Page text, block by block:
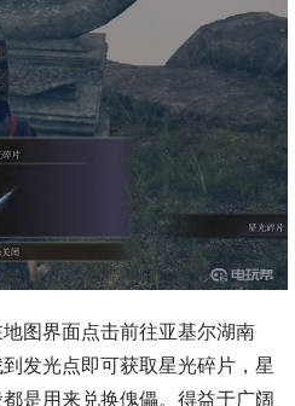
图界面点击前往亚基尔湖南
发光点即可获取星光碎片，星
是用来兑换傀儡。得益于广阔